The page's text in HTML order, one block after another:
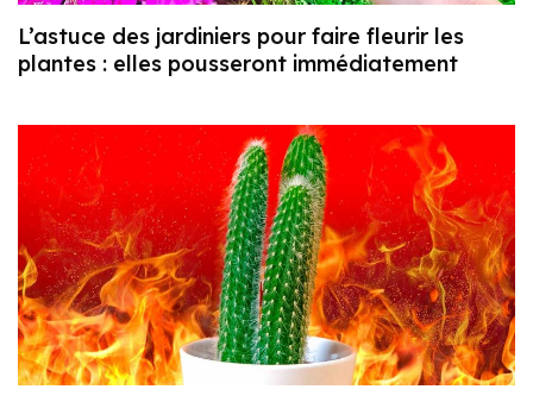
L’astuce des jardiniers pour faire fleurir les
plantes : elles pousseront immédiatement